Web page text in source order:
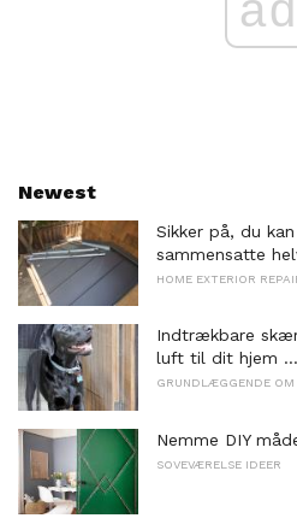
Newest
Sikker på, du
sammensatte
HOME EXTERIOR
Indtrækbare
luft til dit hjem
GRUNDLÆGGENDE
Nemme DIY
SOVEVÆRELSE IDEER